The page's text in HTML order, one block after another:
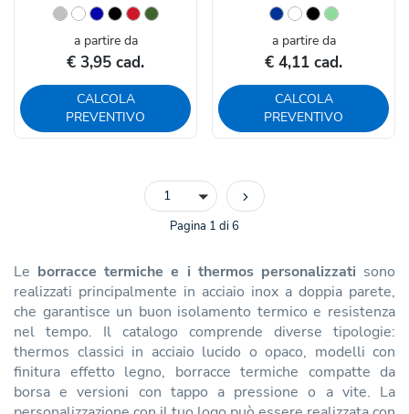
a partire da
€ 3,95 cad.
CALCOLA
PREVENTIVO
a partire da
€ 4,11 cad.
CALCOLA
PREVENTIVO
1
Pagina 1 di 6
Le borracce termiche e i thermos personalizzatisono
realizzati principalmente in acciaio inox a doppia parete,
che garantisce un buon isolamento termico e resistenza
nel tempo. Il catalogo comprende diverse tipologie:
thermos classici in acciaio lucido o opaco, modelli con
finitura effetto legno, borracce termiche compatte da
borsa e versioni con tappo a pressione o a vite. La